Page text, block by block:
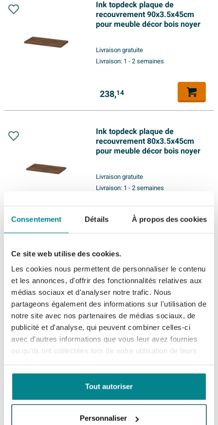
Consentement Détails À propos des cookies
Ce site web utilise des cookies.
Les cookies nous permettent de personnaliser le contenu
et les annonces, d'offrir des fonctionnalités relatives aux
médias sociaux et d'analyser notre trafic. Nous
partageons également des informations sur l'utilisation de
notre site avec nos partenaires de médias sociaux, de
publicité et d'analyse, qui peuvent combiner celles-ci
avec d'autres informations que vous leur avez fournies
ou qu'ils ont collectées lors de votre utilisation de leurs
Tout autoriser
Personnaliser
Ink topdeck plaque de
recouvrement 90x3.5x45cm
pour meuble décor bois noyer
Livraison gratuite
Livraison: 1 - 2 semaines
238,14
Ink topdeck plaque de
recouvrement 80x3.5x45cm
pour meuble décor bois noyer
Livraison gratuite
Livraison: 1 - 2 semaines
209,
INK Topdeck Plan vasque -
60x45x3.5cm - pour meuble
bas - MFC Noyer
Livraison gratuite
Livraison:1 - 2 semaines
175,
Ink meuble sous lavabo
poignée tourniquet en bois
chêne intense